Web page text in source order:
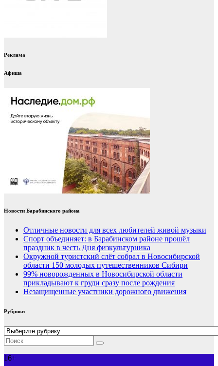
Реклама
Афиша
Новости Барабинского района
Отличные новости для всех любителей живой музыки
Спорт объединяет: в Барабинском районе прошёл
праздник в честь Дня физкультурника
Окружной туристский слёт собрал в Новосибирской
области 150 молодых путешественников Сибири
99% новорожденных в Новосибирской области
прикладывают к груди сразу после рождения
Незащищенные участники дорожного движения
Рубрики
Рубрики
16+